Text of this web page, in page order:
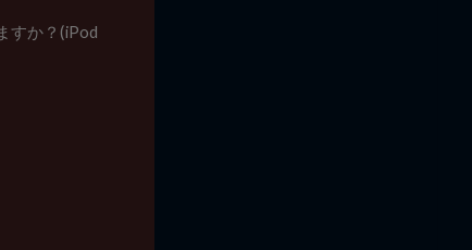
すか？(iPod